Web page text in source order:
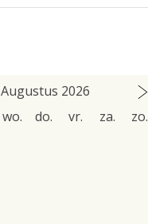
Augustus 2026
wo. do. vr. za. zo.